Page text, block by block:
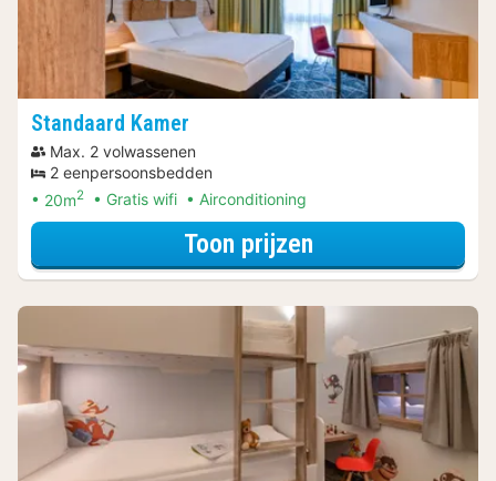
Standaard Kamer
Max. 2 volwassenen
2 eenpersoonsbedden
20m2 Gratis wifi Airconditioning
Toon prijzenvoor Ontdek de